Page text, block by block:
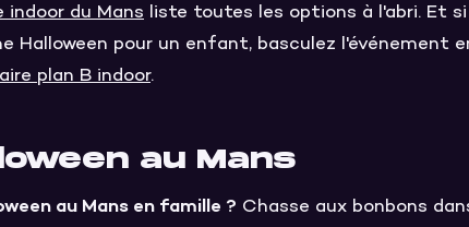
indoor du Mans liste toutes les options à l'abri. Et
Halloween pour un enfant, basculez l'événement
plan B indoor.
au Mans
au Mans en famille ? Chasse aux bonbons